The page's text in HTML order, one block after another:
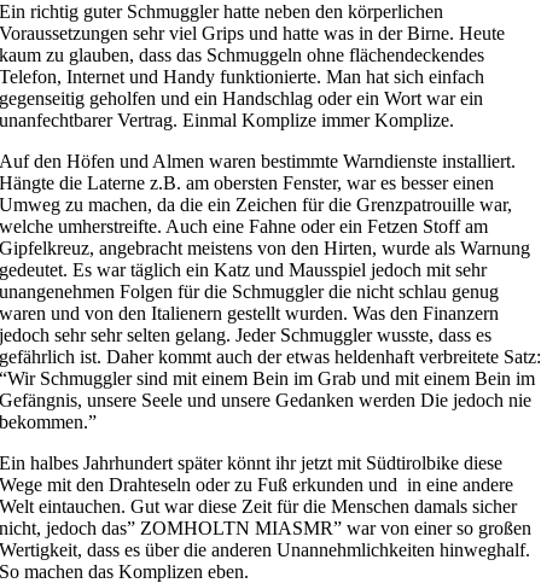
Ein richtig guter Schmuggler hatte neben den körperlichen
Voraussetzungen sehr viel Grips und hatte was in der Birne. Heute
kaum zu glauben, dass das Schmuggeln ohne flächendeckendes
Telefon, Internet und Handy funktionierte. Man hat sich einfach
gegenseitig geholfen und ein Handschlag oder ein Wort war ein
unanfechtbarer Vertrag. Einmal Komplize immer Komplize.
Auf den Höfen und Almen waren bestimmte Warndienste installiert.
Hängte die Laterne z.B. am obersten Fenster, war es besser einen
Umweg zu machen, da die ein Zeichen für die Grenzpatrouille war,
welche umherstreifte. Auch eine Fahne oder ein Fetzen Stoff am
Gipfelkreuz, angebracht meistens von den Hirten, wurde als Warnung
gedeutet. Es war täglich ein Katz und Mausspiel jedoch mit sehr
unangenehmen Folgen für die Schmuggler die nicht schlau genug
waren und von den Italienern gestellt wurden. Was den Finanzern
jedoch sehr sehr selten gelang. Jeder Schmuggler wusste, dass es
gefährlich ist. Daher kommt auch der etwas heldenhaft verbreitete Satz:
“Wir Schmuggler sind mit einem Bein im Grab und mit einem Bein im
Gefängnis, unsere Seele und unsere Gedanken werden Die jedoch nie
bekommen.”
Ein halbes Jahrhundert später könnt ihr jetzt mit Südtirolbike diese
Wege mit den Drahteseln oder zu Fuß erkunden und in eine andere
Welt eintauchen. Gut war diese Zeit für die Menschen damals sicher
nicht, jedoch das” ZOMHOLTN MIASMR” war von einer so großen
Wertigkeit, dass es über die anderen Unannehmlichkeiten hinweghalf.
So machen das Komplizen eben.